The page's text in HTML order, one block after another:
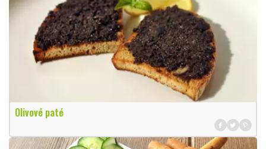
Olivové paté